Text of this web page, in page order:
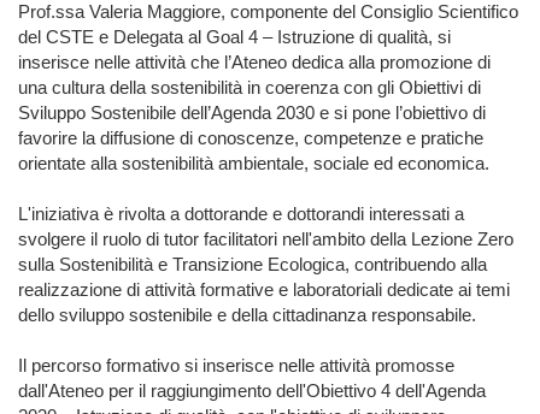
Prof.ssa Valeria Maggiore, componente del Consiglio Scientifico
del CSTE e Delegata al Goal 4 – Istruzione di qualità, si
inserisce nelle attività che l’Ateneo dedica alla promozione di
una cultura della sostenibilità in coerenza con gli Obiettivi di
Sviluppo Sostenibile dell’Agenda 2030 e si pone l’obiettivo di
favorire la diffusione di conoscenze, competenze e pratiche
orientate alla sostenibilità ambientale, sociale ed economica.
L'iniziativa è rivolta a dottorande e dottorandi interessati a
svolgere il ruolo di tutor facilitatori nell'ambito della Lezione Zero
sulla Sostenibilità e Transizione Ecologica, contribuendo alla
realizzazione di attività formative e laboratoriali dedicate ai temi
dello sviluppo sostenibile e della cittadinanza responsabile.
Il percorso formativo si inserisce nelle attività promosse
dall'Ateneo per il raggiungimento dell'Obiettivo 4 dell'Agenda